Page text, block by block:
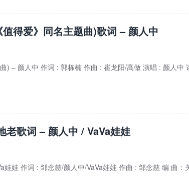
得爱》同名主题曲)歌词 – 颜人中
) – 颜人中 作词 : 郭栋楠 作曲 : 崔龙阳/高做 演唱 : 颜人中
老歌词 – 颜人中 / VaVa娃娃
娃娃 作词 : 邹念慈/颜人中/VaVa娃娃 作曲 : 邹念慈 编 曲：